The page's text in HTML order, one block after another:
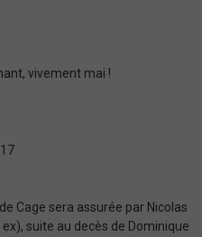
vivement mai !
Cage sera assurée par Nicolas
suite au decès de Dominique